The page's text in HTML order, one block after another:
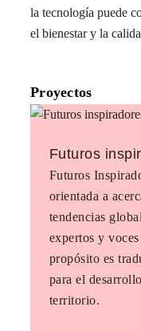
la tecnología puede
el bienestar y la
Proyectos
Futuros
Futuros
orientada a
tendencias
expertos y
propósito es
para el
territorio.